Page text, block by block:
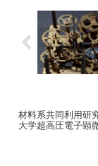
材料系共同利用研
大学超高圧電子顕